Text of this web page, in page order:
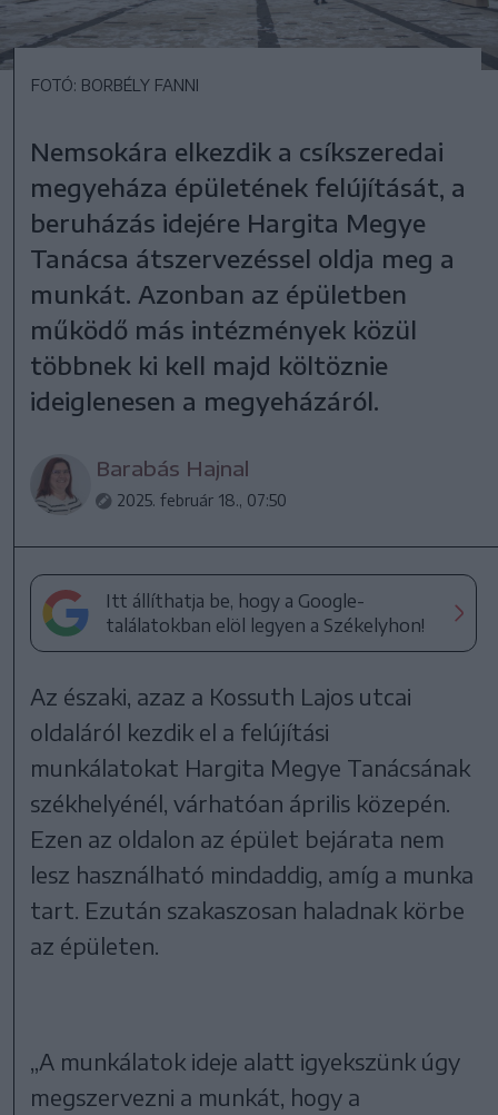
FOTÓ: BORBÉLY FANNI
Nemsokára elkezdik a csíkszeredai
megyeháza épületének felújítását, a
beruházás idejére Hargita Megye
Tanácsa átszervezéssel oldja meg a
munkát. Azonban az épületben
működő más intézmények közül
többnek ki kell majd költöznie
ideiglenesen a megyeházáról.
Barabás Hajnal
2025. február 18., 07:50
Itt állíthatja be, hogy a Google-
találatokban elöl legyen a Székelyhon!
Az északi, azaz a Kossuth Lajos utcai
oldaláról kezdik el a felújítási
munkálatokat Hargita Megye Tanácsának
székhelyénél, várhatóan április közepén.
Ezen az oldalon az épület bejárata nem
lesz használható mindaddig, amíg a munka
tart. Ezután szakaszosan haladnak körbe
az épületen.
„A munkálatok ideje alatt igyekszünk úgy
megszervezni a munkát, hogy a